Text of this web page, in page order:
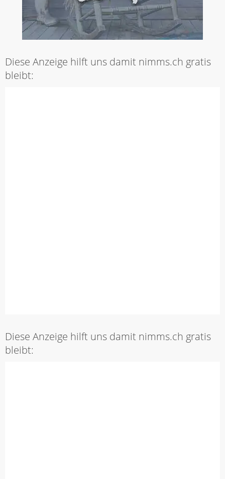
Diese Anzeige hilft uns damit nimms.ch gratis
bleibt:
Diese Anzeige hilft uns damit nimms.ch gratis
bleibt: